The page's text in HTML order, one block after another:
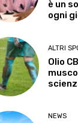
è un
ogni
ALTRI
Olio
NEWS